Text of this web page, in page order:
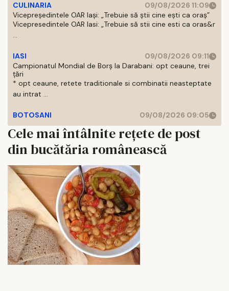
CULINARIA
09/08/2026 11:09
Vicepreședintele OAR Iași: „Trebuie să știi cine ești ca oraș”
Vicepresedintele OAR Iasi: „Trebuie să stii cine esti ca oras&r
...
IASI
09/08/2026 09:11
Campionatul Mondial de Borș la Darabani: opt ceaune, trei
țări
* opt ceaune, retete traditionale si combinatii neasteptate
au intrat ...
BOTOSANI 09/08/2026 09:05
Cele mai întâlnite rețete de post
din bucătăria românească